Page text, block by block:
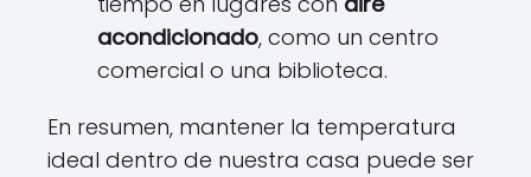
acondicionado, como un centro
comercial o una biblioteca.
En resumen, mantener la temperatura
ideal dentro de nuestra casa puede ser